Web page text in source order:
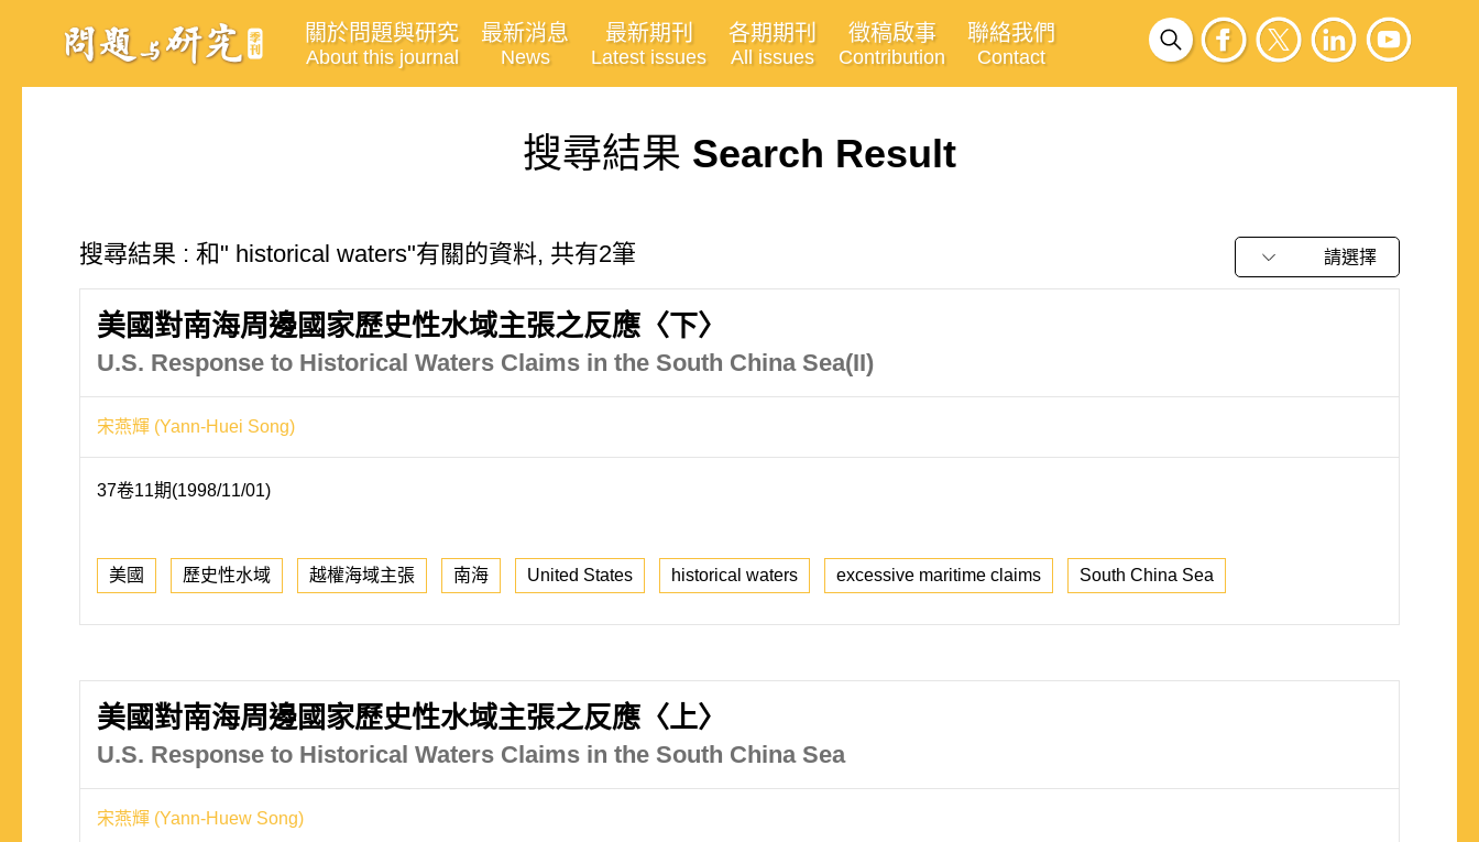
關於問題與研究
About this journal
最新消息
News
最新期刊
Latest issues
各期期刊
All issues
徵稿啟事
Contribution
聯絡我們
Contact
搜尋結果 Search Result
搜尋結果 : 和" historical waters"有關的資料, 共有2筆 請選擇
美國對南海周邊國家歷史性水域主張之反應〈下〉
U.S. Response to Historical Waters Claims in the South China Sea(II)
宋燕輝 (Yann-Huei Song)
37卷11期(1998/11/01)
美國 歷史性水域 越權海域主張 南海 United States historical waters excessive maritime claims South China Sea
美國對南海周邊國家歷史性水域主張之反應〈上〉
U.S. Response to Historical Waters Claims in the South China Sea
宋燕輝 (Yann-Huew Song)